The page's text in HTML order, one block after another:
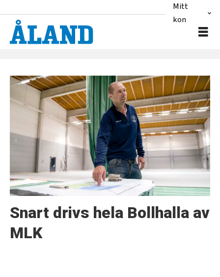
Mitt
konto
Tag:
bollhalla
Snart drivs hela Bollhalla av
MLK